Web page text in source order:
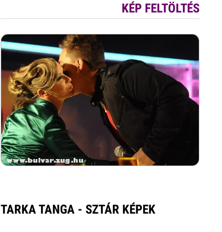
KÉP FELTÖLTÉS
TARKA TANGA - SZTÁR KÉPEK